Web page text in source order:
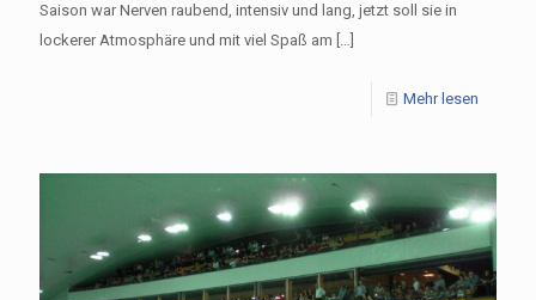
Saison war Nerven raubend, intensiv und lang, jetzt soll sie in
lockerer Atmosphäre und mit viel Spaß am […]
Mehr lesen